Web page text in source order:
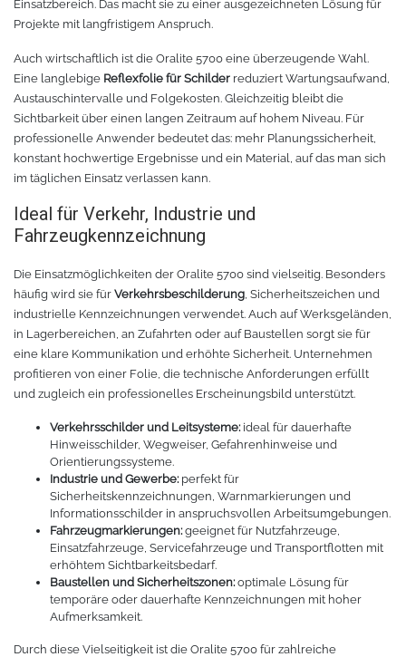
Materialien für die Stickerei
Materialien für Laser
Finer
Acryl
Einsatzbereich. Das macht sie zu einer ausgezeichneten Lösung für
Projekte mit langfristigem Anspruch.
Auch wirtschaftlich ist die Oralite 5700 eine überzeugende Wahl.
Eine langlebige Reflexfolie für Schilder reduziert Wartungsaufwand,
Austauschintervalle und Folgekosten. Gleichzeitig bleibt die
Sichtbarkeit über einen langen Zeitraum auf hohem Niveau. Für
professionelle Anwender bedeutet das: mehr Planungssicherheit,
konstant hochwertige Ergebnisse und ein Material, auf das man sich
im täglichen Einsatz verlassen kann.
Ideal für Verkehr, Industrie und
Fahrzeugkennzeichnung
Die Einsatzmöglichkeiten der Oralite 5700 sind vielseitig. Besonders
häufig wird sie für Verkehrsbeschilderung , Sicherheitszeichen und
industrielle Kennzeichnungen verwendet. Auch auf Werksgeländen,
in Lagerbereichen, an Zufahrten oder auf Baustellen sorgt sie für
eine klare Kommunikation und erhöhte Sicherheit. Unternehmen
profitieren von einer Folie, die technische Anforderungen erfüllt
und zugleich ein professionelles Erscheinungsbild unterstützt.
Verkehrsschilder und Leitsysteme:ideal für dauerhafte
Hinweisschilder, Wegweiser, Gefahrenhinweise und
Orientierungssysteme.
Industrie und Gewerbe:perfekt für
Sicherheitskennzeichnungen, Warnmarkierungen und
Informationsschilder in anspruchsvollen Arbeitsumgebungen.
Fahrzeugmarkierungen:geeignet für Nutzfahrzeuge,
Einsatzfahrzeuge, Servicefahrzeuge und Transportflotten mit
erhöhtem Sichtbarkeitsbedarf.
Baustellen und Sicherheitszonen:optimale Lösung für
temporäre oder dauerhafte Kennzeichnungen mit hoher
Aufmerksamkeit.
Durch diese Vielseitigkeit ist die Oralite 5700 für zahlreiche